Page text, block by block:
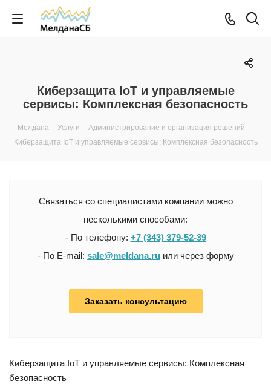
Киберзащита IoT и управляемые
сервисы: Комплексная безопасность
Мелдана - Услуги - Администрирование и организация решений -
Киберзащита IoT и управляемые сервисы: Комплексная безопасность
Связаться со специалистами компании можно
несколькими способами:
- По телефону: +7 (343) 379-52-39
- По E-mail: sale@meldana.ruили через форму
Заказать консультацию
Киберзащита IoT и управляемые сервисы: Комплексная
безопасность